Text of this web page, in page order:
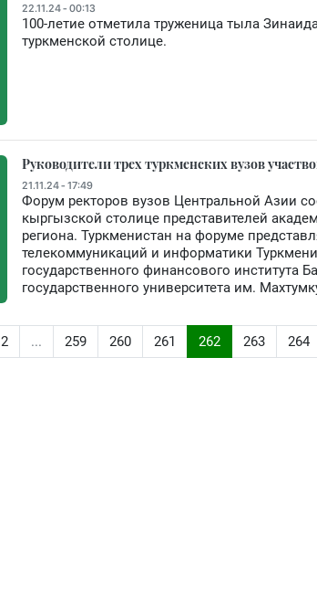
22.11.24 - 00:13
100-летие отметила труженица тыла
туркменской столице.
Руководители трех туркменских вузов
21.11.24 - 17:49
Форум ректоров вузов Центральной Азии
кыргызской столице представителей
региона. Туркменистан на форуме
телекоммуникаций и информатики
государственного финансового института
государственного университета им.
2 ... 259 260 261 262 263 264